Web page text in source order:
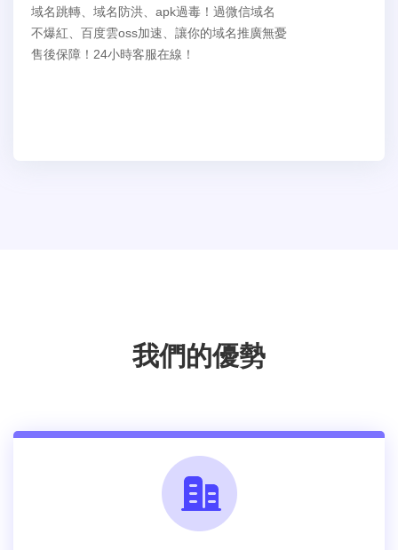
域名跳轉、域名防洪、apk過毒！過微信域名
不爆紅、百度雲oss加速、讓你的域名推廣無憂
售後保障！24小時客服在線！
我們的優勢